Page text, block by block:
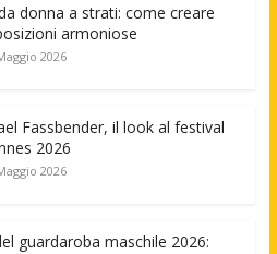
donna a strati: come creare
armoniose
2026
Fassbender, il look al festival
2026
2026
guardaroba maschile 2026: